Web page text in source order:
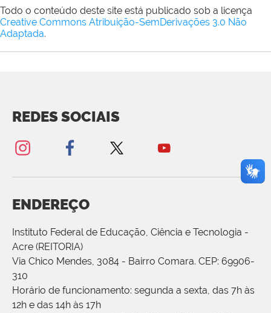
Todo o conteúdo deste site está publicado sob a licença
Creative Commons Atribuição-SemDerivações 3.0 Não
Adaptada.
REDES SOCIAIS
ENDEREÇO
Instituto Federal de Educação, Ciência e Tecnologia -
Acre (REITORIA)
Via Chico Mendes, 3084 - Bairro Comara. CEP: 69906-
310
Horário de funcionamento: segunda a sexta, das 7h às
12h e das 14h às 17h